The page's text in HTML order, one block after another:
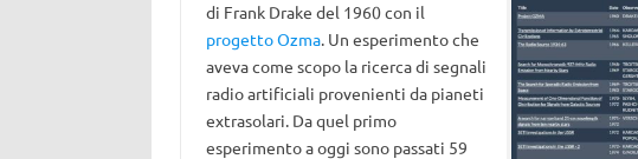
di Frank Drake del 1960 con il
progetto Ozma. Un esperimento che
aveva come scopo la ricerca di segnali
radio artificiali provenienti da pianeti
extrasolari. Da quel primo
esperimento a oggi sono passati 59